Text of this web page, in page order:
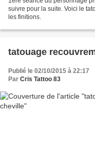
suivre pour la suite. Voici le
les finitions.
tatouage
Publié le 02/10/2015 à 22:17
Par Cris Tattoo 83